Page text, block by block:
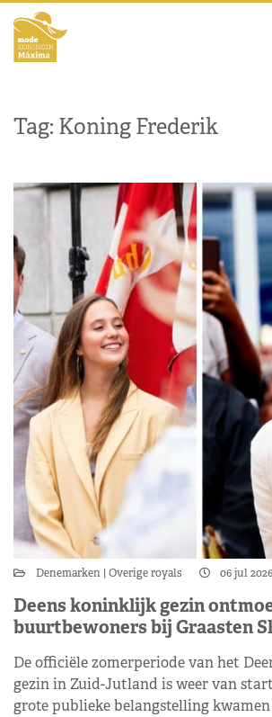
Tag: Koning Frederik
Denemarken Overige royals 06 jul 2026
Deens koninklijk gezin
buurtbewoners bij Graasten
De officiële zomerperiode van het
gezin in Zuid-Jutland is weer van
grote publieke belangstelling